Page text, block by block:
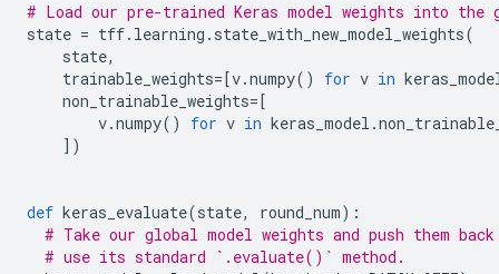
# Load our pre-trained Keras model weights into the
state = tff. learning . state_with_new_model_weights(
state,
trainable_weights=[v.numpy() for v in
non_trainable_weights=[
v.numpy() for v in keras_model .
])
def keras_evaluate(state, round_num):
# Take our global model weights and push them
# use its standard `.evaluate()` method.